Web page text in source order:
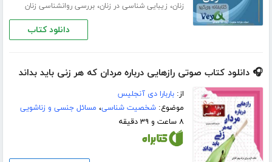
زنان، زیبایی شناسی در زنان،بررسی روانشناسی زنان
دانلود کتاب
🎧 دانلود کتاب صوتی رازهایی درباره مردان که هر زنی باید بداند
از:باربارا دی آنجلیس
موضوع:شخصیت شناسی، مسائل جنسی و زناشویی
۸ ساعت و ۳۹ دقیقه